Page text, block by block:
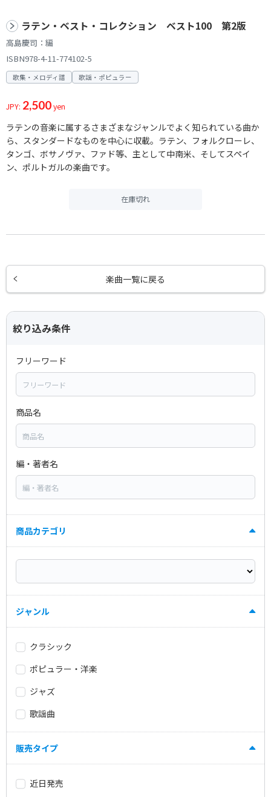
ラテン・ベスト・コレクション ベスト100 第2版
高島慶司：編
ISBN978-4-11-774102-5
歌集・メロディ譜 歌謡・ポピュラー
JPY: 2,500yen
ラテンの音楽に属するさまざまなジャンルでよく知られている曲か
ら、スタンダードなものを中心に収載。ラテン、フォルクローレ、
タンゴ、ボサノヴァ、ファド等、主として中南米、そしてスペイ
ン、ポルトガルの楽曲です。
在庫切れ
楽曲一覧に戻る
絞り込み条件
フリーワード
商品名
編・著者名
商品カテゴリ
ジャンル
クラシック
ポピュラー・洋楽
ジャズ
歌謡曲
販売タイプ
近日発売